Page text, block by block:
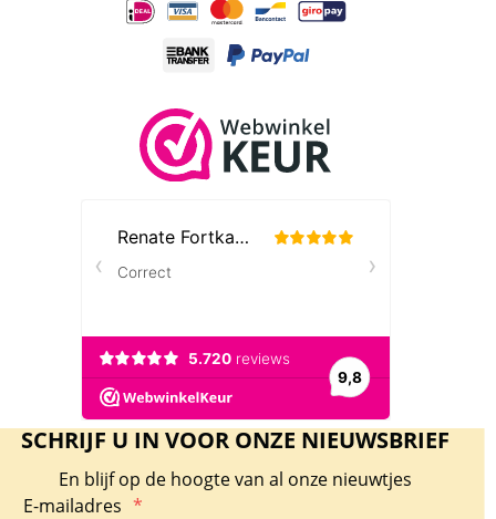
SCHRIJF U IN VOOR ONZE NIEUWSBRIEF
En blijf op de hoogte van al onze nieuwtjes
E-mailadres *